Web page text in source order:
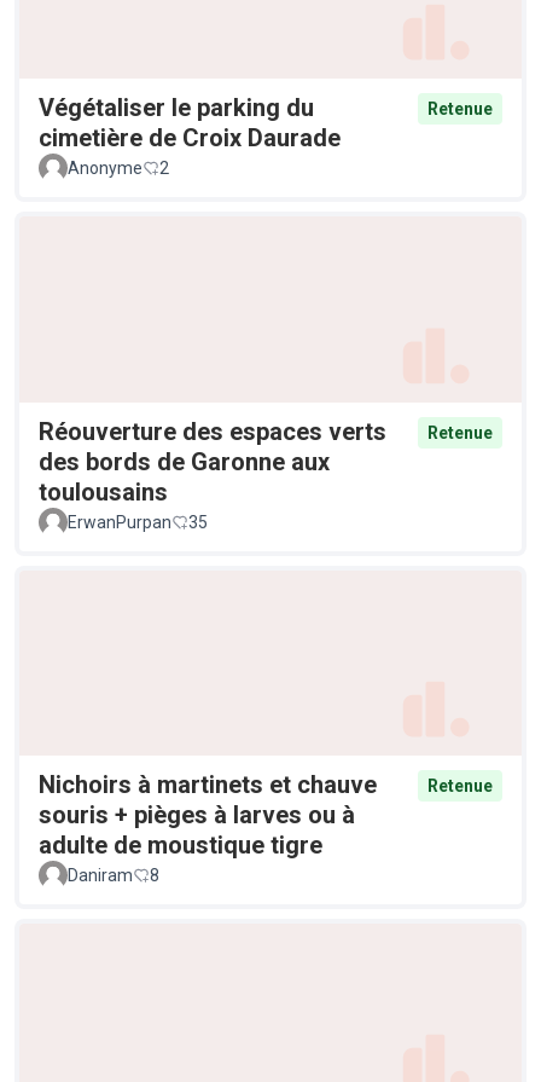
Végétaliser le parking du
cimetière de Croix Daurade
Retenue
Anonyme 2
Réouverture des espaces verts
des bords de Garonne aux
toulousains
Retenue
ErwanPurpan 35
Nichoirs à martinets et chauve
souris + pièges à larves ou à
adulte de moustique tigre
Retenue
Daniram 8